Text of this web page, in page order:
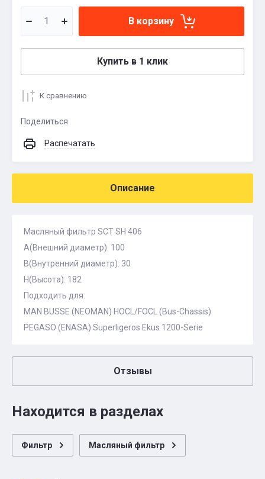
В корзину
Купить в 1 клик
К сравнению
Поделиться
Распечатать
Описание
Масляный фильтр SCT SH 406
A(Внешний диаметр): 100
B(Внутренний диаметр): 30
H(Высота): 182
Подходить для:
MAN BUSSE (NEOMAN) HOCL/FOCL (Bus-Chassis)
PEGASO (ENASA) Superligeros Ekus 1200-Serie
Отзывы
Находится в разделах
Фильтр Масляный фильтр